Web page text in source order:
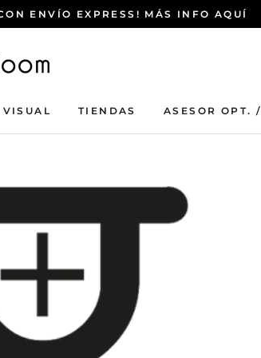
ENVÍO EXPRESS! MÁS INFO AQUÍ
VISUAL
TIENDAS
ASESOR OPT.